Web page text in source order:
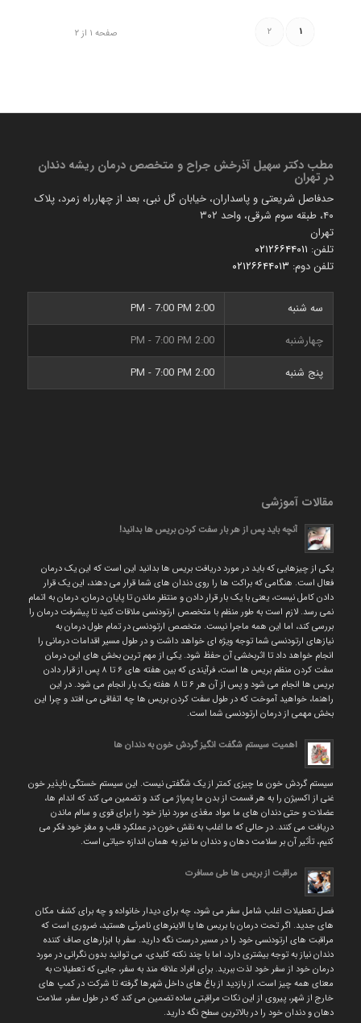
صفحه ۱ از ۲ ۱ ۲
مطب دكتر سهیل آذرخش جراح و متخصص درمان ریشه دندان
در تهران
حدفاصل شریعتی و پاسداران، خیابان گل نبی، بعد از چهارراه زمرد، پلاک
۴۰، طبقه سوم شرقی، واحد ۳۰۲
تهران
تلفن: ۰۲۱۲۶۶۴۴۰۱۱
تلفن دوم: ۰۲۱۲۶۶۴۴۰۱۳
سه شنبه
2:00 PM - 7:00 PM
چهارشنبه
2:00 PM - 7:00 PM
پنج شنبه
2:00 PM - 7:00 PM
مقالات آموزشی
آنچه باید پس از هر بار سفت کردن بریس ها بدانید!
یکی از چیزهایی که باید در مورد دریافت بریس ها بدانید این است که این یک درمان
فعال است. هنگامی که براکت ها را روی دندان های شما قرار می دهند، این یک قرار
دادن کامل نیست، یعنی با یک بار قرار دادن و منتظر ماندن تا پایان درمان، درمان به اتمام
نمی رسد. لازم است به طور منظم با متخصص ارتودنسی ملاقات کنید تا پیشرفت درمان را
بررسی کند، اما این همه ماجرا نیست. متخصص ارتودنسی در تمام طول درمان به
نیازهای ارتودنسی شما توجه ویژه ای خواهد داشت و در طول مسیر اقدامات درمانی را
انجام خواهد داد تا اثربخشی آن حفظ شود. یکی از مهم ترین بخش های این درمان
سفت کردن منظم بریس ها است، فرآیندی که بین هفته های ۶ تا ۸ پس از قرار دادن
بریس ها انجام می شود و پس از آن هر ۶ تا ۸ هفته یک بار انجام می شود. در این
راهنما، خواهید آموخت که در طول سفت کردن بریس ها چه اتفاقی می افتد و چرا این
بخش مهمی از درمان ارتودنسی شما است.
اهمیت سیستم شگفت انگیز گردش خون به دندان ها
سیستم گردش خون ما چیزی کمتر از یک شگفتی نیست. این سیستم خستگی ناپذیر خون
غنی از اکسیژن را به هر قسمت از بدن ما پمپاژ می کند و تضمین می کند که اندام ها،
عضلات و حتی دندان های ما مواد مغذی مورد نیاز خود را برای قوی و سالم ماندن
دریافت می کنند. در حالی که ما اغلب به نقش خون در عملکرد قلب و مغز خود فکر می
کنیم، تأثیر آن بر سلامت دهان و دندان ما نیز به همان اندازه حیاتی است.
مراقبت از بریس ها طی مسافرت
فصل تعطیلات اغلب شامل سفر می شود، چه برای دیدار خانواده و چه برای کشف مکان
های جدید. اگر تحت درمان با بریس ها یا الاینرهای نامرئی هستید، ضروری است که
مراقبت های ارتودنسی خود را در مسیر درست نگه دارید. سفر با ابزارهای صاف کننده
دندان نیاز به توجه بیشتری دارد، اما با چند نکته کلیدی، می توانید بدون نگرانی در مورد
درمان خود از سفر خود لذت ببرید. برای افراد علاقه مند به سفر، جایی که تعطیلات به
معنای همه چیز است، از بازدید از باغ های داخل شهرها گرفته تا شرکت در کمپ های
خارج از شهر، پیروی از این نکات مراقبتی ساده تضمین می کند که در طول سفر، سلامت
دهان و دندان خود را در بالاترین سطح نگه دارید.